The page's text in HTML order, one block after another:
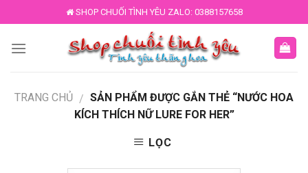
to
content
SHOP CHUỐI TÌNH YÊU ZALO: 0388157658
TRANG CHỦ / SẢN PHẨM ĐƯỢC GẮN THẺ “NƯỚC HOA
KÍCH THÍCH NỮ LURE FOR HER”
LỌC